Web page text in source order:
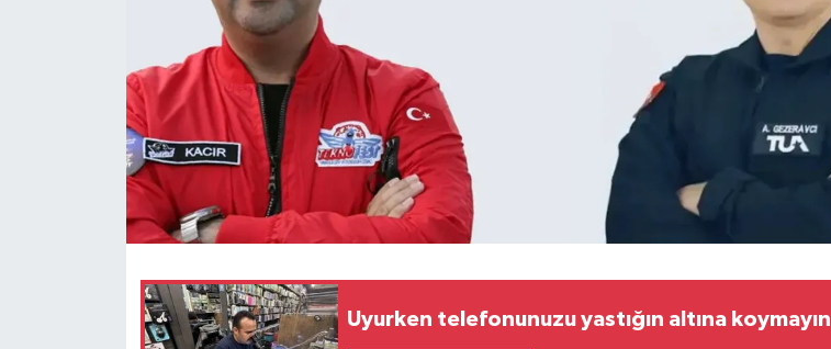
Uyurken telefonunuzu yastığın altına koymayın